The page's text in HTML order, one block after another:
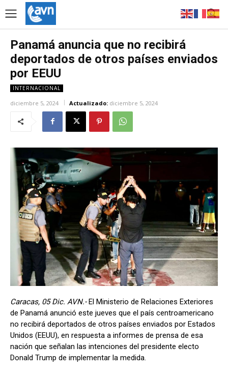
Panamá anuncia que no recibirá
deportados de otros países enviados
por EEUU
INTERNACIONAL
diciembre 5, 2024 Actualizado: diciembre 5, 2024
Caracas, 05 Dic. AVN.-El Ministerio de Relaciones Exteriores
de Panamá anunció este jueves que el país centroamericano
no recibirá deportados de otros países enviados por Estados
Unidos (EEUU), en respuesta a informes de prensa de esa
nación que señalan las intenciones del presidente electo
Donald Trump de implementar la medida.